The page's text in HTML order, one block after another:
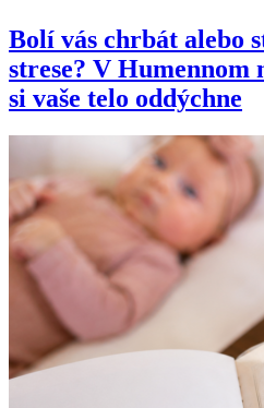
Bolí vás chrbát alebo
strese? V Humennom
si vaše telo oddýchne